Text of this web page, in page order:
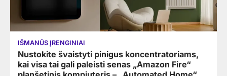
IŠMANŪS ĮRENGINIAI
Nustokite švaistyti pinigus koncentratoriams,
kai visa tai gali paleisti senas „Amazon Fire“